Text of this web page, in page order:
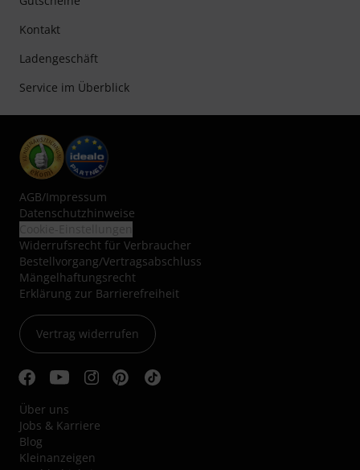
Kontakt
Ladengeschäft
Service im Überblick
AGB/Impressum
Datenschutzhinweise
Widerrufsrecht für Verbraucher
Bestellvorgang/Vertragsabschluss
Mängelhaftungsrecht
Erklärung zur Barrierefreiheit
Vertrag widerrufen
Über uns
Jobs & Karriere
Blog
Kleinanzeigen